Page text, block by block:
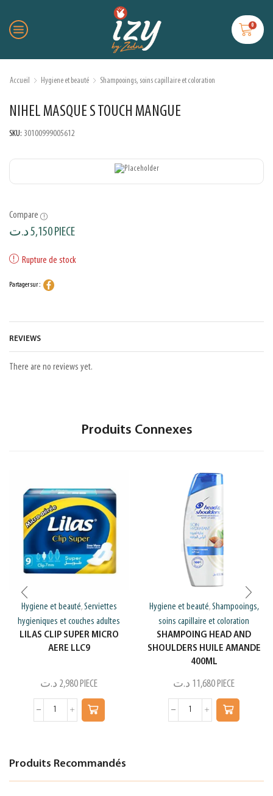
0
Accueil Hygiene et beauté Shampooings, soins capillaire et coloration
NIHEL MASQUE S TOUCH MANGUE
SKU: 30100999005612
Compare
5,150د.ت PIECE
Rupture de stock
Partager sur :
REVIEWS
There are no reviews yet.
Produits Connexes
Hygiene et beauté, Serviettes
hygieniques et couches adultes
LILAS CLIP SUPER MICRO
AERE LLC9
2,980 د.ت PIECE
Hygiene et beauté, Shampooings,
soins capillaire et coloration
SHAMPOING HEAD AND
SHOULDERS HUILE AMANDE
400ML
11,680 د.ت PIECE
Produits Recommandés